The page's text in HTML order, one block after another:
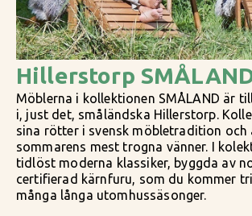
Hillerstorp
Möblerna i kollektionen SMÅLAND är
i, just det, småländska Hillerstorp.
sina rötter i svensk möbletradition och
sommarens mest trogna vänner. I
tidlöst moderna klassiker, byggda av
certifierad kärnfuru, som du kommer
många långa utomhussäsonger.